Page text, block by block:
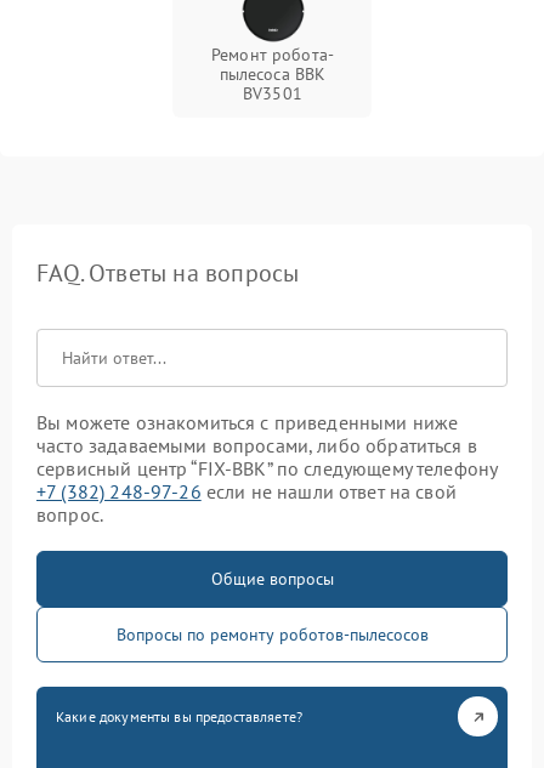
Ремонт робота-
пылесоса BBK
BV3501
FAQ. Ответы на вопросы
Вы можете ознакомиться с приведенными ниже
часто задаваемыми вопросами, либо обратиться в
сервисный центр “FIX-BBK” по следующему телефону
+7 (382) 248-97-26 если не нашли ответ на свой
вопрос.
Общие вопросы
Вопросы по ремонту роботов-пылесосов
Какие документы вы предоставляете?